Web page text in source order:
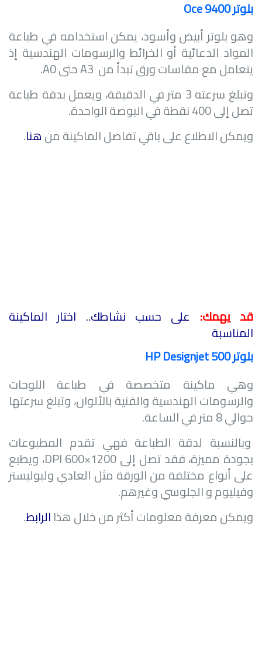
بلوترOce 9400
وهو بلوتر أبيض وأسود، يمكن استخدامه في طباعة
المواد الدعائية أو الخرائط والرسومات الهندسية إذ
يتعامل مع مقاسات ورق تبدأ من A3حتىA0
.
وتبلغ سرعته 3 متر في الدقيقة، ويعمل بدقة طباعة
تصل إلى 400 نقطة في البوصة الواحدة.
ويمكن الاطلاع على باقي تفاصل الماكينة منهنا.
قد يهمك: على حسب نشاطك.. اختار الماكينة
المناسبة
بلوترHP Designjet 500
وهي ماكينة متخصصة في طباعة اللوحات
والرسومات الهندسية والفنية بالألوان، وتبلغ سرعتها
حوالي 8 متر في الساعة.
وبالنسبة لدقة الطباعة فهي تقدم المطبوعات
بجودة مميزة، فقد تصل إلى 1200×600 DPI، ويطبع
على أنواع مختلفة من الورقة مثل العادي ولبوليستر
وفيليوم و الجلوسي وغيرهم.
ويمكن معرفة معلومات أكثر من خلال هذاالرابط.